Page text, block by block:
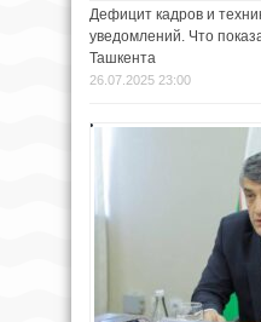
Дефицит кадров и
уведомлений. Что
Ташкента
26.07.2025 23:00